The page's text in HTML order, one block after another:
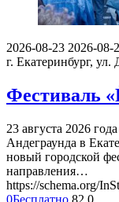
2026-08-23 2026-08-
г. Екатеринбург,
Фестиваль
23 августа 2026
Андеграунда в
новый городской
направления…
https://schema.org/
0Бесплатно 82 0